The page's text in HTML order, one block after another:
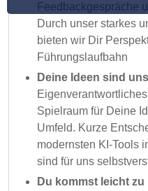
Feedbackgespräche
Durch unser starkes
bieten wir Dir
Führungslaufbahn
Deine Ideen sind
Spielraum für Deine
Umfeld. Kurze
modernsten KI-Tools
sind für uns
Du kommst leicht zu